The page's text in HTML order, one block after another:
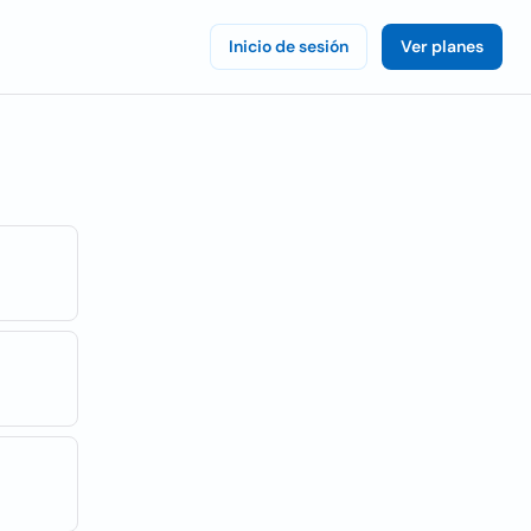
Inicio de sesión Ver planes